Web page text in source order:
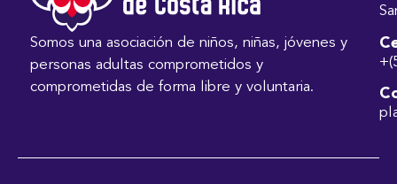
Somos una asociación de niños, niñas, jóvenes y
personas adultas comprometidos y
comprometidas de forma libre y voluntaria.